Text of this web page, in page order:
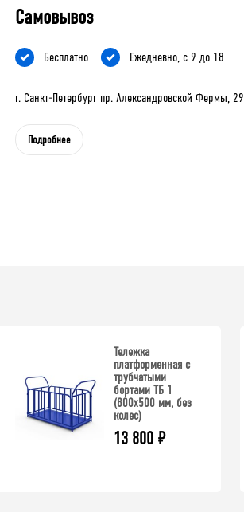
Самовывоз
Бесплатно Ежедневно, с 9 до 18
г. Санкт-Петербург пр. Александровской Фермы, 29
Подробнее
Тележка
платформенная с
трубчатыми
бортами ТБ 1
(800x500 мм, без
колес)
13 800 ₽